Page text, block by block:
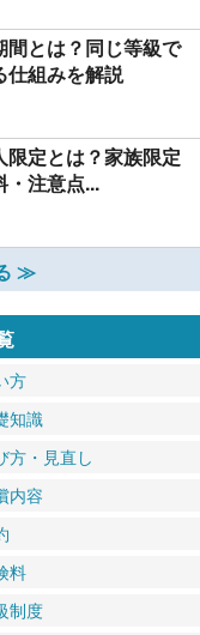
間とは？同じ等級で
仕組みを解説
限定とは？家族限定
・注意点...
≫
方
知識
方・見直し
内容
料
制度